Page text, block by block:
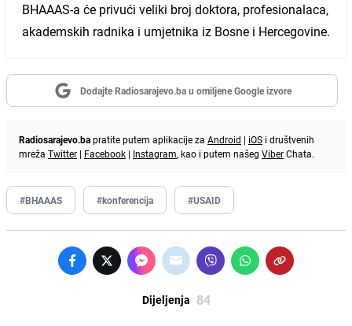
BHAAAS-a će privući veliki broj doktora, profesionalaca,
akademskih radnika i umjetnika iz Bosne i Hercegovine.
Dodajte Radiosarajevo.ba u omiljene Google izvore
Radiosarajevo.bapratite putem aplikacije za Android | iOS i društvenih
mreža Twitter | Facebook | Instagram, kao i putem našeg ViberChata.
#BHAAAS #konferencija #USAID
Dijeljenja 84